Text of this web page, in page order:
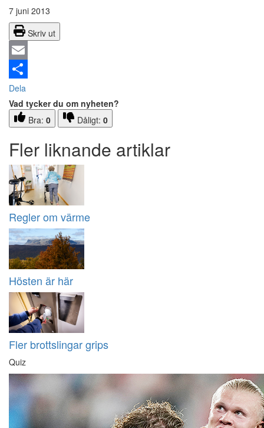
7 juni 2013
Skriv ut
Email
Dela
Vad tycker du om nyheten?
Bra: 0 Dåligt: 0
Fler liknande artiklar
Regler om värme
Hösten är här
Fler brottslingar grips
Quiz